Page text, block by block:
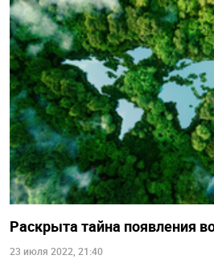
Раскрыта тайна появления
23 июля 2022, 21:40